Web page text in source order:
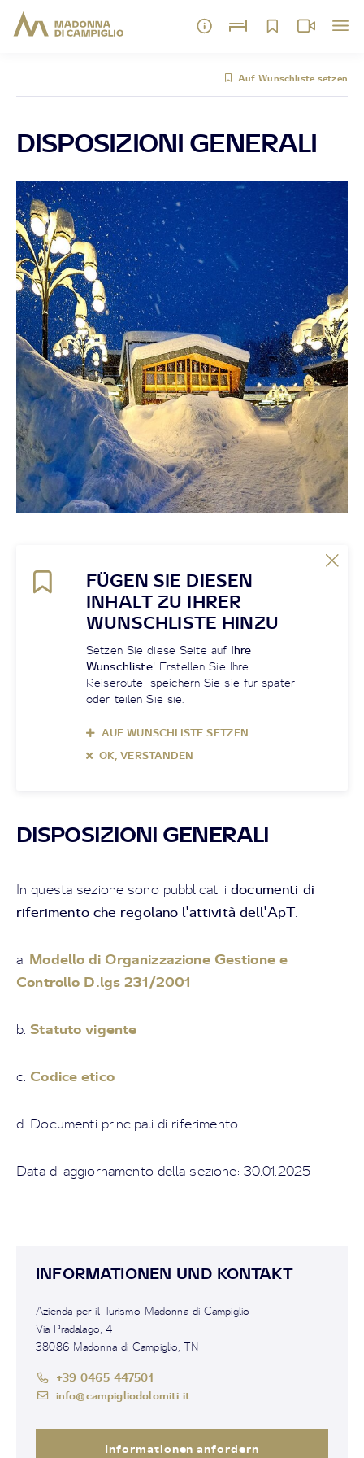
Auf Wunschliste setzen
DISPOSIZIONI GENERALI
FÜGEN SIE DIESEN
INHALT ZU IHRER
WUNSCHLISTE HINZU
Setzen Sie diese Seite auf Ihre
Wunschliste! Erstellen Sie Ihre
Reiseroute, speichern Sie sie für später
oder teilen Sie sie.
AUF WUNSCHLISTE SETZEN
OK, VERSTANDEN
DISPOSIZIONI GENERALI
In questa sezione sono pubblicati idocumenti di
riferimento che regolano l'attività dell'ApT.
a. Modello di Organizzazione Gestione e
Controllo D.lgs 231/2001
b. Statuto vigente
c. Codice etico
d. Documenti principali di riferimento
Data di aggiornamento della sezione: 30.01.2025
INFORMATIONEN UND KONTAKT
Azienda per il Turismo Madonna di Campiglio
Via Pradalago, 4
38086 Madonna di Campiglio, TN
+39 0465 447501
info@campigliodolomiti.it
Informationen anfordern